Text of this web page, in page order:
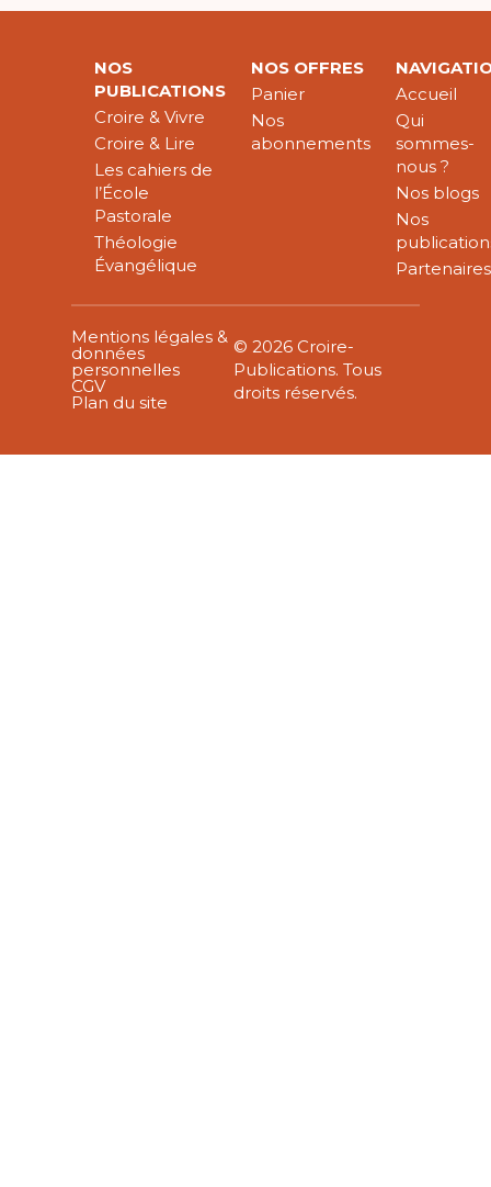
NOS
PUBLICATIONS
Croire & Vivre
Croire & Lire
Les cahiers de
l’École
Pastorale
Théologie
Évangélique
NOS OFFRES
Panier
Nos
abonnements
Accueil
Qui
sommes-
nous ?
Nos blogs
Nos
Partenaires
Mentions légales &
données
personnelles
CGV
Plan du site
© 2026 Croire-
Publications. Tous
droits réservés.